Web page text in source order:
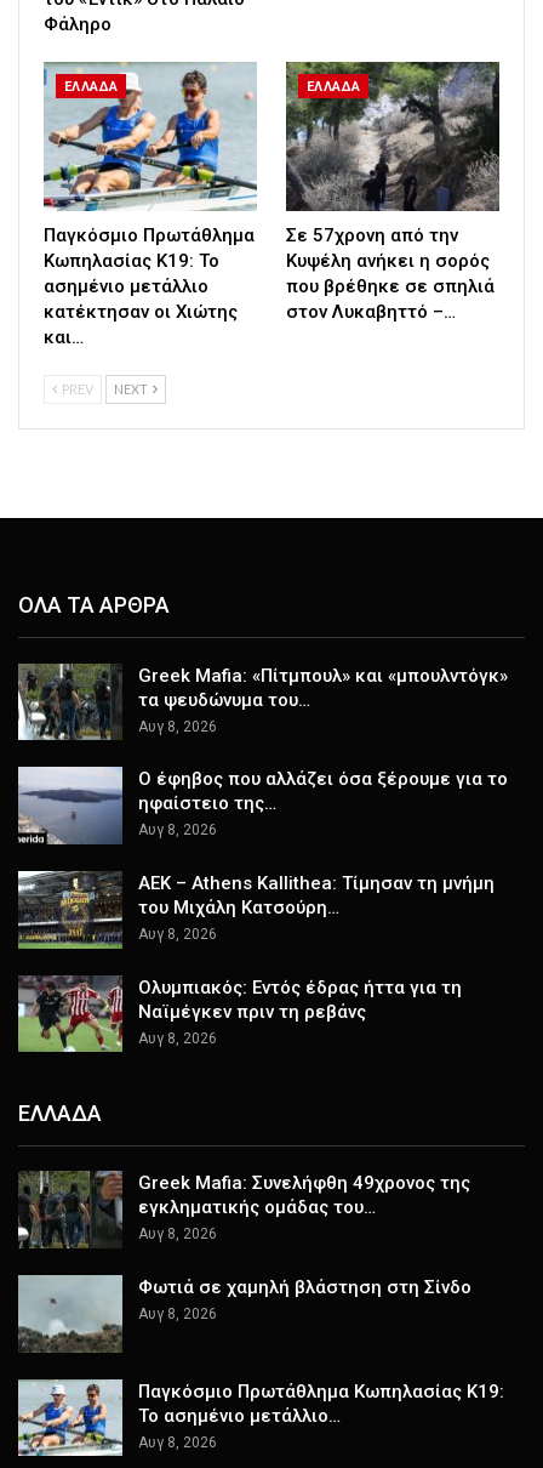
Φάληρο
ΕΛΛΑΔΑ
Παγκόσμιο Πρωτάθλημα
Κωπηλασίας Κ19: Το
ασημένιο μετάλλιο
κατέκτησαν οι Χιώτης
και…
ΕΛΛΑΔΑ
Σε 57χρονη από την
Κυψέλη ανήκει η σορός
που βρέθηκε σε σπηλιά
στον Λυκαβηττό –…
PREV NEXT
ΟΛΑ ΤΑ ΑΡΘΡΑ
Greek Μafia: «Πίτμπουλ» και «μπουλντόγκ»
τα ψευδώνυμα του…
Αυγ 8, 2026
Ο έφηβος που αλλάζει όσα ξέρουμε για το
ηφαίστειο της…
Αυγ 8, 2026
ΑΕΚ – Athens Kallithea: Τίμησαν τη μνήμη
του Μιχάλη Κατσούρη…
Αυγ 8, 2026
Ολυμπιακός: Εντός έδρας ήττα για τη
Ναϊμέγκεν πριν τη ρεβάνς
Αυγ 8, 2026
ΕΛΛΑΔΑ
Greek Mafia: Συνελήφθη 49χρονος της
εγκληματικής ομάδας του…
Αυγ 8, 2026
Φωτιά σε χαμηλή βλάστηση στη Σίνδο
Αυγ 8, 2026
Παγκόσμιο Πρωτάθλημα Κωπηλασίας Κ19:
Το ασημένιο μετάλλιο…
Αυγ 8, 2026